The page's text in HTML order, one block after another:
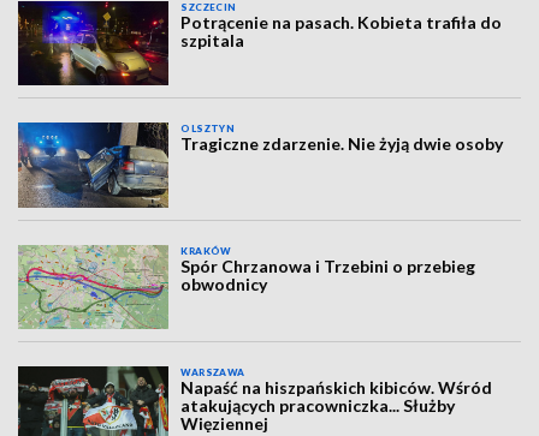
SZCZECIN
Potrącenie na pasach. Kobieta trafiła do
szpitala
OLSZTYN
Tragiczne zdarzenie. Nie żyją dwie osoby
KRAKÓW
Spór Chrzanowa i Trzebini o przebieg
obwodnicy
WARSZAWA
Napaść na hiszpańskich kibiców. Wśród
atakujących pracowniczka... Służby
Więziennej